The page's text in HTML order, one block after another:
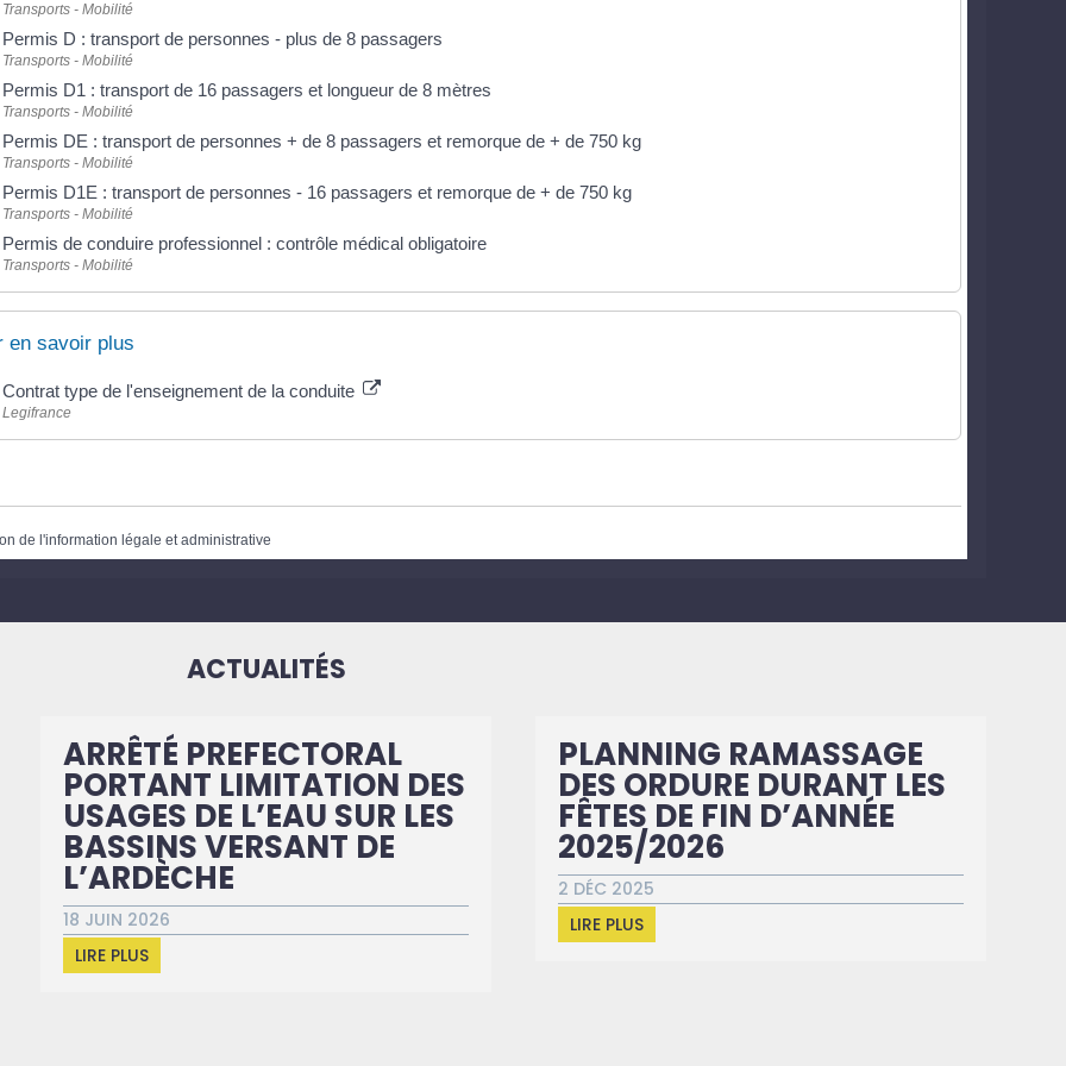
Transports - Mobilité
Permis D : transport de personnes - plus de 8 passagers
Transports - Mobilité
Permis D1 : transport de 16 passagers et longueur de 8 mètres
Transports - Mobilité
Permis DE : transport de personnes + de 8 passagers et remorque de + de 750 kg
Transports - Mobilité
Permis D1E : transport de personnes - 16 passagers et remorque de + de 750 kg
Transports - Mobilité
Permis de conduire professionnel : contrôle médical obligatoire
Transports - Mobilité
en savoir plus
Contrat type de l'enseignement de la conduite
Legifrance
de l'information légale et administrative
ACTUALITÉS
ARRÊTÉ PREFECTORAL
PORTANT LIMITATION DES
USAGES DE L’EAU SUR LES
BASSINS VERSANT DE
L’ARDÈCHE
18 JUIN 2026
LIRE PLUS
PLANNING RAMASSAGE
DES ORDURE DURANT LES
FÊTES DE FIN D’ANNÉE
2025/2026
2 DÉC 2025
LIRE PLUS